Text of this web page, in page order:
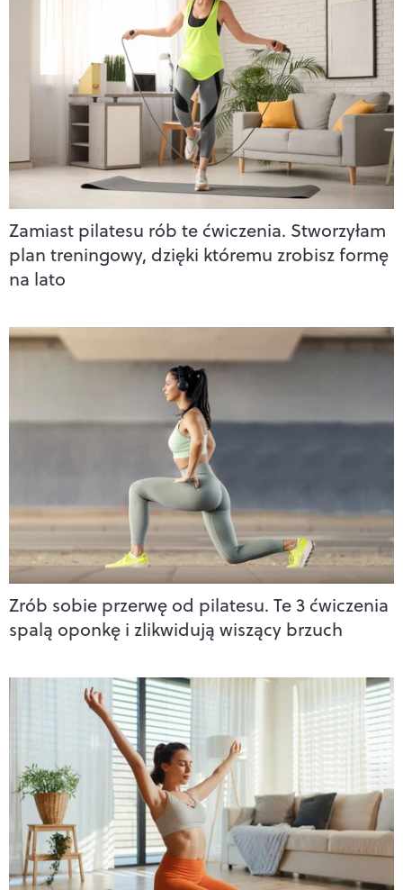
Zamiast pilatesu rób te ćwiczenia. Stworzyłam
plan treningowy, dzięki któremu zrobisz formę
na lato
Zrób sobie przerwę od pilatesu. Te 3 ćwiczenia
spalą oponkę i zlikwidują wiszący brzuch